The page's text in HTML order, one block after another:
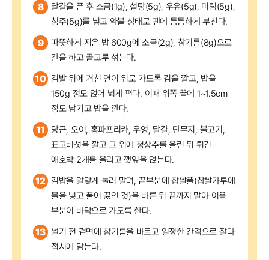
8
달걀을 푼 후 소금(1g), 설탕(5g), 우유(5g), 미림(5g),
청주(5g)를 넣고 약불 상태로 팬에 통통하게 부친다.
9
따뜻하게 지은 밥 600g에 소금(2g), 참기름(8g)으로
간을 하고 골고루 섞는다.
10 김발 위에 거친 면이 위로 가도록 김을 깔고, 밥을
150g 정도 얹어 넓게 편다. 이때 위쪽 끝에 1~1.5cm
정도 남기고 밥을 깐다.
11
당근, 오이, 홍파프리카, 우엉, 달걀, 단무지, 불고기,
표고버섯을 깔고 그 위에 청상추를 올린 뒤 튀긴
애호박 2개를 올리고 깻잎을 얹는다.
12 김밥을 알맞게 눌러 말며, 끝부분에 찹쌀풀(찹쌀가루에
물을 넣고 풀어 끓인 것)을 바른 뒤 끝까지 말아 이음
부분이 바닥으로 가도록 한다.
13 썰기 전 겉면에 참기름을 바르고 일정한 간격으로 잘라
접시에 담는다.